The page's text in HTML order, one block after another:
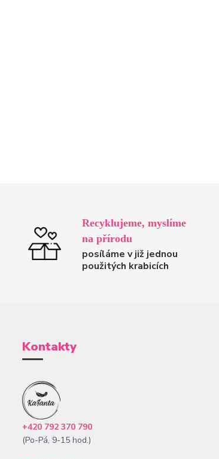
Recyklujeme, myslíme
na přírodu
posíláme v již jednou
použitých krabicích
Kontakty
+420 792 370 790
(Po-Pá, 9-15 hod.)